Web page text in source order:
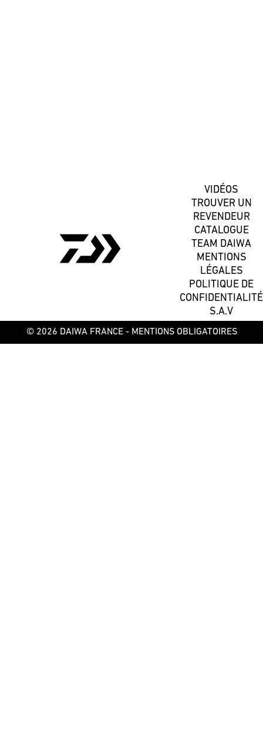
VIDÉOS
TROUVER UN
REVENDEUR
CATALOGUE
TEAM DAIWA
MENTIONS
LÉGALES
POLITIQUE DE
CONFIDENTIALITÉ
S.A.V
© 2026 DAIWA FRANCE - MENTIONS OBLIGATOIRES